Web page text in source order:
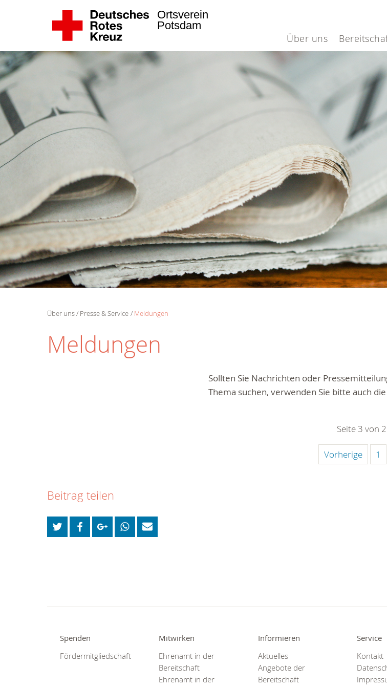
Über uns
Ortsverein
Potsdam
Über uns Presse & Service Meldungen
Meldungen
Sollten Sie Nachrichten oder
Thema suchen, verwenden Sie bitte auch die
Seite 3 von
Vorherige 1
Beitrag teilen
Spenden
Fördermitgliedschaft
Mitwirken
Ehrenamt in der
Bereitschaft
Ehrenamt in der
Informieren
Aktuelles
Angebote der
Bereitschaft
Service
Kontakt